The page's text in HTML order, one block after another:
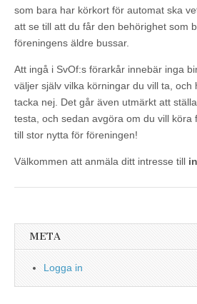
som bara har körkort för automat ska
att se till att du får den behörighet som
föreningens äldre bussar.
Att ingå i SvOf:s förarkår innebär inga
väljer själv vilka körningar du vill ta, och
tacka nej. Det går även utmärkt att
testa, och sedan avgöra om du vill köra
till stor nytta för föreningen!
Välkommen att anmäla ditt intresse till
META
Logga in